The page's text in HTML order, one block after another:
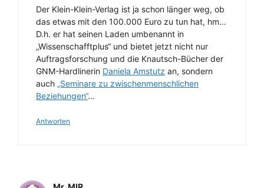
Der Klein-Klein-Verlag ist ja schon länger weg, ob
das etwas mit den 100.000 Euro zu tun hat, hm…
D.h. er hat seinen Laden umbenannt in
„Wissenschafftplus“ und bietet jetzt nicht nur
Auftragsforschung und die Knautsch-Bücher der
GNM-Hardlinerin Daniela Amstutz an, sondern
auch „Seminare zu zwischenmenschlichen
Beziehungen“…
Antworten